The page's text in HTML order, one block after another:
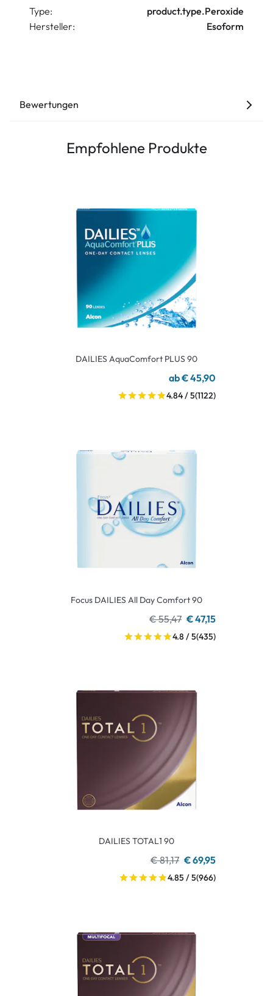
Type:
product.type.Peroxide
Hersteller:
Esoform
Bewertungen
Empfohlene Produkte
DAILIES AquaComfort PLUS 90
ab € 45,90
4.84 / 5(1122)
Focus DAILIES All Day Comfort 90
€ 55,47 € 47,15
4.8 / 5(435)
DAILIES TOTAL1 90
€ 81,17 € 69,95
4.85 / 5(966)